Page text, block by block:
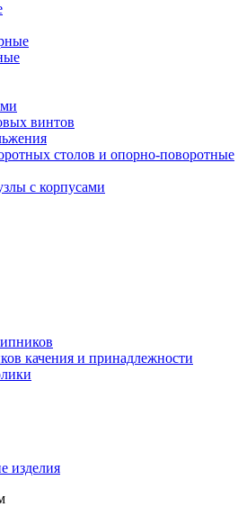
винтов
столов и опорно-поворотные
с корпусами
качения и принадлежности
изделия